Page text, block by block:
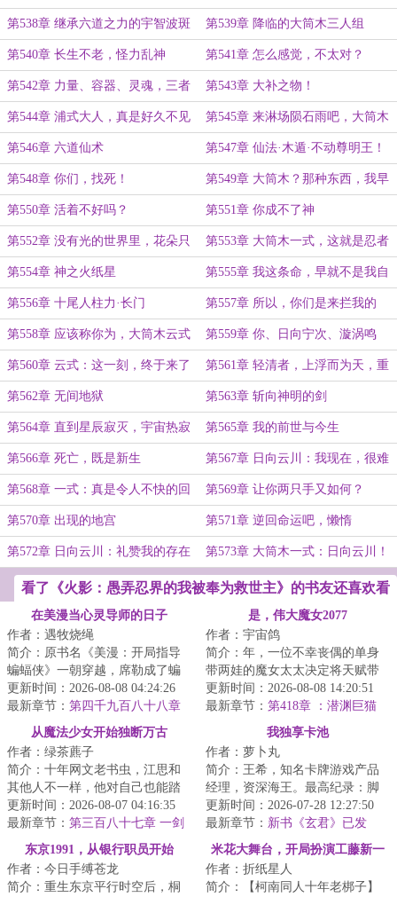
不是我们，对吗？ 碑？
第538章 继承六道之力的宇智波斑
和千手柱间
第539章 降临的大筒木三人组
第540章 长生不老，怪力乱神 第541章 怎么感觉，不太对？
第542章 力量、容器、灵魂，三者
归一！
第543章 大补之物！
第544章 浦式大人，真是好久不见 第545章 来淋场陨石雨吧，大筒木
的家伙！
第546章 六道仙术 第547章 仙法·木遁·不动尊明王！
第548章 你们，找死！ 第549章 大筒木？那种东西，我早
就不在乎了
第550章 活着不好吗？ 第551章 你成不了神
第552章 没有光的世界里，花朵只
会枯萎
第553章 大筒木一式，这就是忍者
啊！
第554章 神之火纸星 第555章 我这条命，早就不是我自
己的了
第556章 十尾人柱力·长门 第557章 所以，你们是来拦我的
吗？
第558章 应该称你为，大筒木云式 第559章 你、日向宁次、漩涡鸣
人，都是我最优秀的作品
第560章 云式：这一刻，终于来了 第561章 轻清者，上浮而为天，重
浊者，下沉而为地
第562章 无间地狱 第563章 斩向神明的剑
第564章 直到星辰寂灭，宇宙热寂 第565章 我的前世与今生
第566章 死亡，既是新生 第567章 日向云川：我现在，很难
过
第568章 一式：真是令人不快的回
忆！
第569章 让你两只手又如何？
第570章 出现的地宫 第571章 逆回命运吧，懒惰
第572章 日向云川：礼赞我的存在
吧，傲慢
第573章 大筒木一式：日向云川！
你怎么敢？！！
看了《火影：愚弄忍界的我被奉为救世主》的书友还喜欢看
在美漫当心灵导师的日子
作者：遇牧烧绳
简介：原书名《美漫：开局指导
蝙蝠侠》一朝穿越，席勒成了蝙
蝠侠的老师，哥谭大学心理学教
授。刚来第一天...
更新时间：2026-08-08 04:24:26
最新章节： 第四千九百八十八章
前进约克前进（六）
是，伟大魔女2077
作者：宇宙鸽
简介：年，一位不幸丧偶的单身
带两娃的魔女太太决定将天赋带
到魔女的主场……...
更新时间：2026-08-08 14:20:51
最新章节： 第418章 ：潜渊巨猫
从魔法少女开始独断万古
作者：绿茶藨子
简介：十年网文老书虫，江思和
其他人不一样，他对自己也能踏
出一条修真大道始终深信不疑。
以各路网文前辈...
更新时间：2026-08-07 04:16:35
最新章节： 第三百八十七章 一剑
(七千六 求月票)
我独享卡池
作者：萝卜丸
简介：王希，知名卡牌游戏产品
经理，资深海王。最高纪录：脚
踏十只船。退役原因：女友的一
脚油门。…一场...
更新时间：2026-07-28 12:27:50
最新章节： 新书《玄君》已发
布！
东京1991，从银行职员开始
作者：今日手缚苍龙
简介：重生东京平行时空后，桐
米花大舞台，开局扮演工藤新一
作者：折纸星人
简介：【柯南同人十年老梆子】